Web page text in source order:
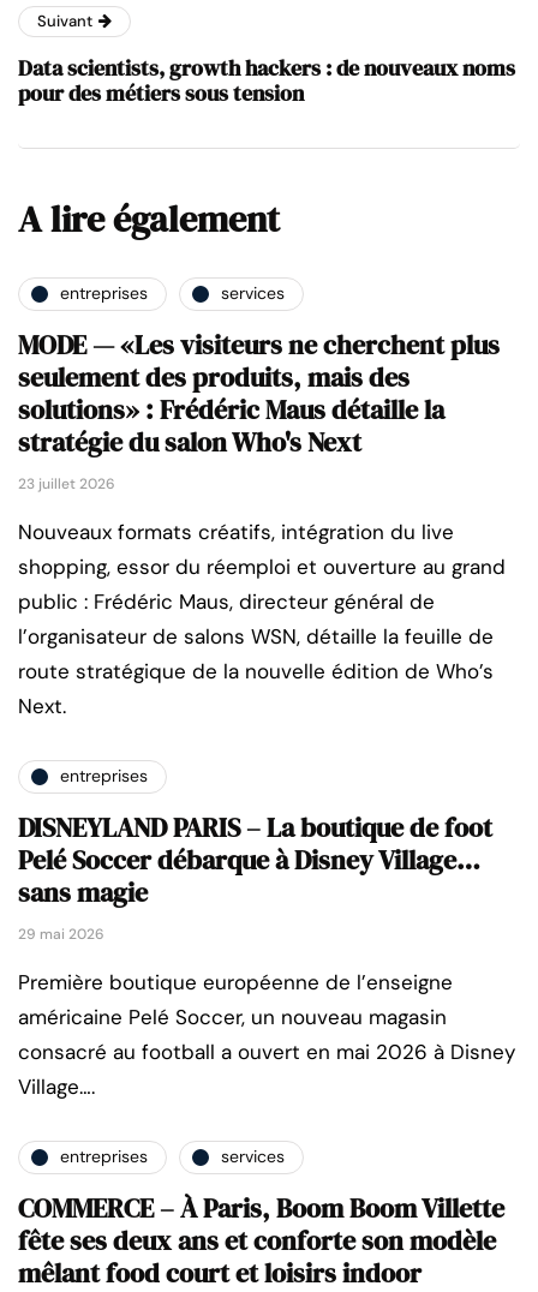
Suivant
Data scientists, growth hackers : de nouveaux noms
pour des métiers sous tension
A lire également
entreprises services
MODE — «Les visiteurs ne cherchent plus
seulement des produits, mais des
solutions» : Frédéric Maus détaille la
stratégie du salon Who's Next
23 juillet 2026
Nouveaux formats créatifs, intégration du live
shopping, essor du réemploi et ouverture au grand
public : Frédéric Maus, directeur général de
l’organisateur de salons WSN, détaille la feuille de
route stratégique de la nouvelle édition de Who’s
Next.
entreprises
DISNEYLAND PARIS – La boutique de foot
Pelé Soccer débarque à Disney Village…
sans magie
29 mai 2026
Première boutique européenne de l’enseigne
américaine Pelé Soccer, un nouveau magasin
consacré au football a ouvert en mai 2026 à Disney
Village….
entreprises services
COMMERCE – À Paris, Boom Boom Villette
fête ses deux ans et conforte son modèle
mêlant food court et loisirs indoor